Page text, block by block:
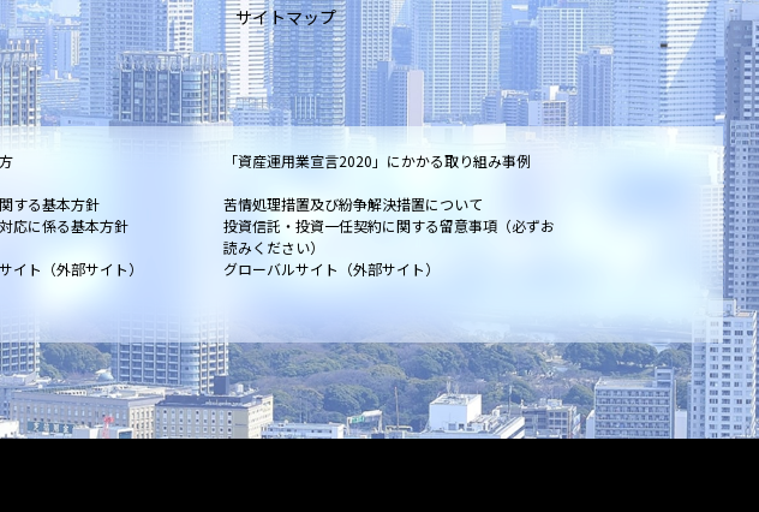
サイトマップ
「資産運用業宣言2020」にかかる取り組み事例
する基本方針
苦情処理措置及び紛争解決措置について
応に係る基本方針
投資信託・投資一任契約に関する留意事項（必ずお
読みください）
イト（外部サイト） グローバルサイト（外部サイト）